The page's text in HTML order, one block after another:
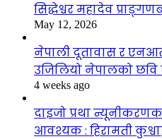
सिद्धेश्वर महादेव
May 12, 2026
नेपाली दूतावास र
उजिलियो नेपालको छवि
4 weeks ago
दाइजो प्रथा
आवश्यक : हिरामती